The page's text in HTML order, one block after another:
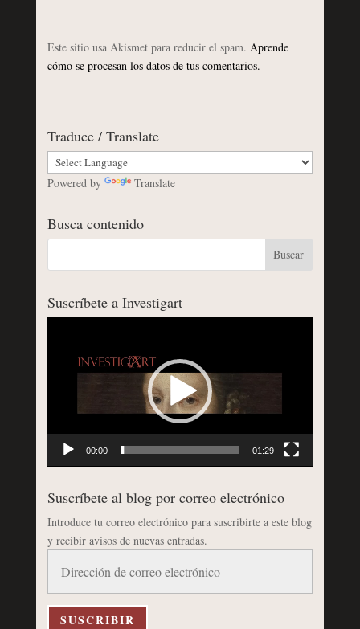
Este sitio usa Akismet para reducir el spam. Aprende
cómo se procesan los datos de tus comentarios.
Traduce / Translate
Powered by Translate
Busca contenido
Suscríbete a Investigart
00:00 01:29
Suscríbete al blog por correo electrónico
Introduce tu correo electrónico para suscribirte a este blog
y recibir avisos de nuevas entradas.
correo
electrónico
SUSCRIBIR